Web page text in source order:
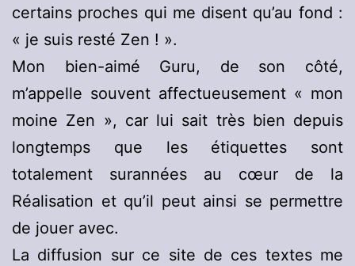
certains proches qui me disent qu’au fond :
« je suis resté Zen ! ».
Mon bien-aimé Guru, de son côté,
m’appelle souvent affectueusement « mon
moine Zen », car lui sait très bien depuis
longtemps que les étiquettes sont
totalement surannées au cœur de la
Réalisation et qu’il peut ainsi se permettre
de jouer avec.
La diffusion sur ce site de ces textes me